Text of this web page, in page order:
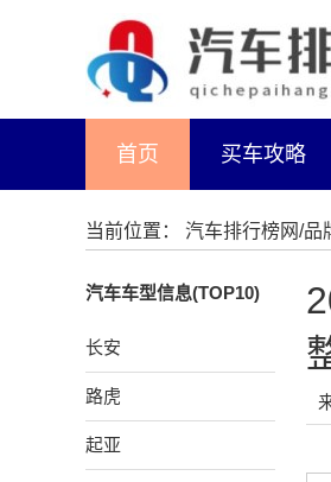
首页 买车攻略
当前位置： 汽车排行榜网/品
汽车车型信息(TOP10)
长安
路虎
起亚